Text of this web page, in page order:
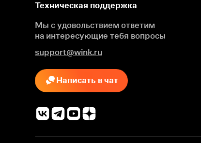
Техническая поддержка
Мы с удовольствием ответим
на интересующие тебя вопросы
support@wink.ru
Написать в чат